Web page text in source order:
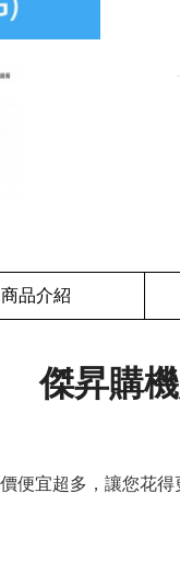
商品介紹
傑昇購
宜超多，讓您花